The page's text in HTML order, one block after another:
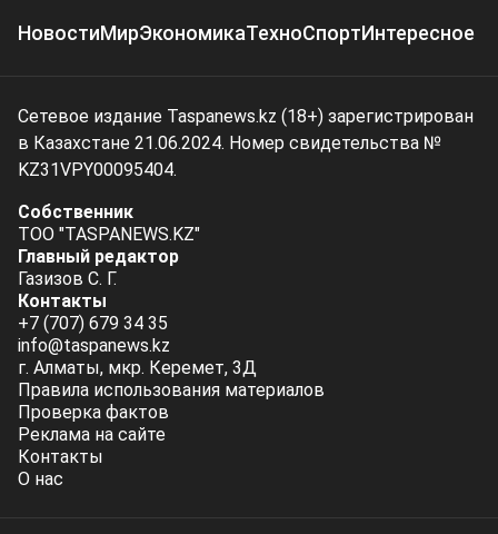
НовостиМирЭкономикаТехноСпортИнтересное
Сетевое издание Taspanews.kz (18+) зарегистрирован
в Казахстане 21.06.2024. Номер свидетельства №
KZ31VPY00095404.
Собственник
ТОО "TASPANEWS.KZ"
Главный редактор
Газизов С. Г.
Контакты
+7 (707) 679 34 35
info@taspanews.kz
г. Алматы, мкр. Керемет, 3Д
Правила использования материалов
Проверка фактов
Реклама на сайте
Контакты
О нас